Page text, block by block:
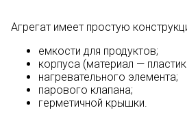
Агрегат имеет простую
емкости для продуктов;
корпуса (материал —
нагревательного элемента;
парового клапана;
герметичной крышки.